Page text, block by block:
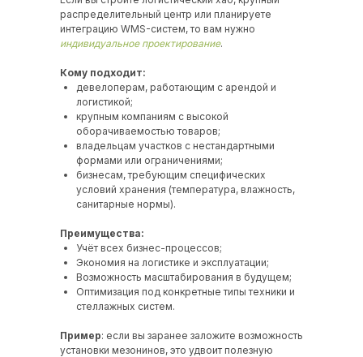
распределительный центр или планируете
интеграцию WMS-систем, то вам нужно
индивидуальное проектирование.
Кому подходит:
девелоперам, работающим с арендой и
логистикой;
крупным компаниям с высокой
оборачиваемостью товаров;
владельцам участков с нестандартными
формами или ограничениями;
бизнесам, требующим специфических
условий хранения (температура, влажность,
санитарные нормы).
Преимущества:
Учёт всех бизнес-процессов;
Экономия на логистике и эксплуатации;
Возможность масштабирования в будущем;
Оптимизация под конкретные типы техники и
стеллажных систем.
Пример: если вы заранее заложите возможность
установки мезонинов, это удвоит полезную